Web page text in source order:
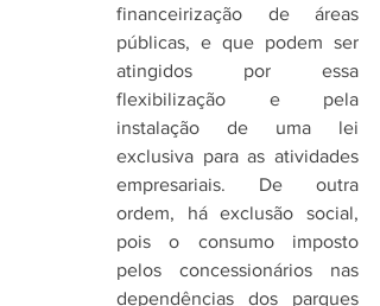
financeirização de áreas
públicas, e que podem ser
atingidos por essa
flexibilização e pela
instalação de uma lei
exclusiva para as atividades
empresariais. De outra
ordem, há exclusão social,
pois o consumo imposto
pelos concessionários nas
dependências dos parques